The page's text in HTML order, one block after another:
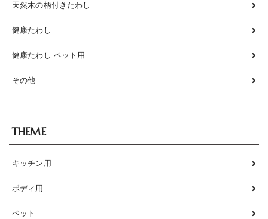
天然木の柄付きたわし
健康たわし
健康たわし ペット用
その他
THEME
キッチン用
ボディ用
ペット